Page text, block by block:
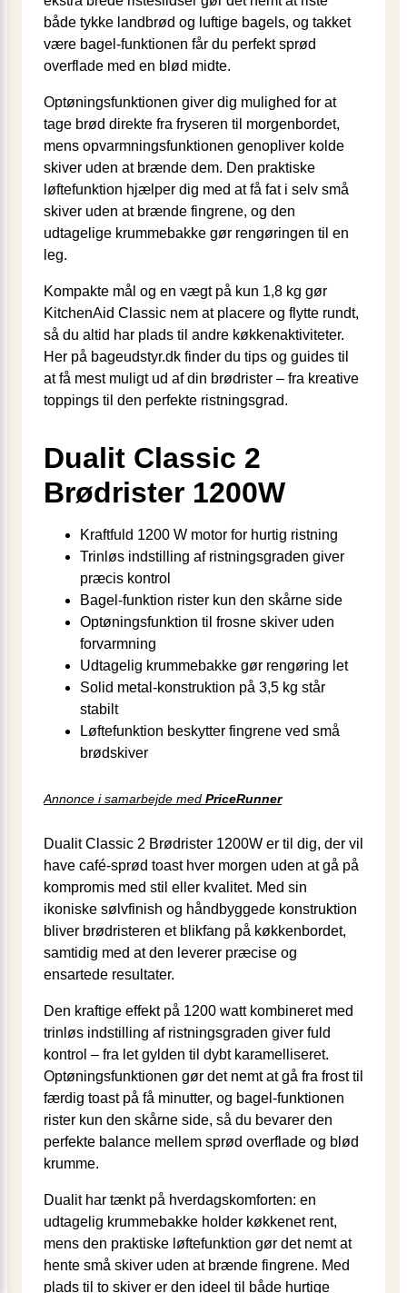
både tykke landbrød og luftige bagels, og takket
være bagel-funktionen får du perfekt sprød
overflade med en blød midte.
Optøningsfunktionen giver dig mulighed for at
tage brød direkte fra fryseren til morgenbordet,
mens opvarmningsfunktionen genopliver kolde
skiver uden at brænde dem. Den praktiske
løftefunktion hjælper dig med at få fat i selv små
skiver uden at brænde fingrene, og den
udtagelige krummebakke gør rengøringen til en
leg.
Kompakte mål og en vægt på kun 1,8 kg gør
KitchenAid Classic nem at placere og flytte rundt,
så du altid har plads til andre køkkenaktiviteter.
Her på bageudstyr.dk finder du tips og guides til
at få mest muligt ud af din brødrister – fra kreative
toppings til den perfekte ristningsgrad.
Dualit Classic 2
Brødrister 1200W
Kraftfuld 1200 W motor for hurtig ristning
Trinløs indstilling af ristningsgraden giver
præcis kontrol
Bagel-funktion rister kun den skårne side
Optøningsfunktion til frosne skiver uden
forvarmning
Udtagelig krummebakke gør rengøring let
Solid metal‐konstruktion på 3,5 kg står
stabilt
Løftefunktion beskytter fingrene ved små
brødskiver
Annonce i samarbejde med PriceRunner
Dualit Classic 2 Brødrister 1200W er til dig, der vil
have café-sprød toast hver morgen uden at gå på
kompromis med stil eller kvalitet. Med sin
ikoniske sølvfinish og håndbyggede konstruktion
bliver brødristeren et blikfang på køkkenbordet,
samtidig med at den leverer præcise og
ensartede resultater.
Den kraftige effekt på 1200 watt kombineret med
trinløs indstilling af ristningsgraden giver fuld
kontrol – fra let gylden til dybt karamelliseret.
Optøningsfunktionen gør det nemt at gå fra frost til
færdig toast på få minutter, og bagel-funktionen
rister kun den skårne side, så du bevarer den
perfekte balance mellem sprød overflade og blød
krumme.
Dualit har tænkt på hverdagskomforten: en
udtagelig krummebakke holder køkkenet rent,
mens den praktiske løftefunktion gør det nemt at
hente små skiver uden at brænde fingrene. Med
plads til to skiver er den ideel til både hurtige